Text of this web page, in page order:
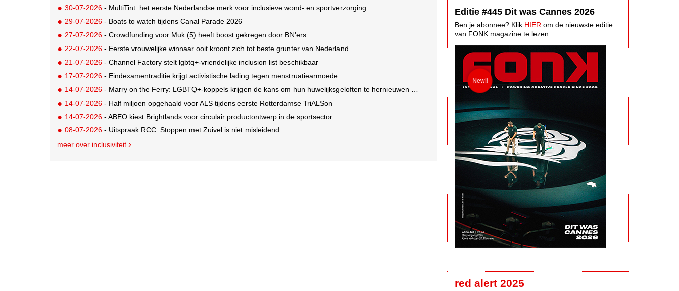
30-07-2026 - MultiTint: het eerste Nederlandse merk voor inclusieve wond- en sportverzorging
29-07-2026 - Boats to watch tijdens Canal Parade 2026
27-07-2026 - Crowdfunding voor Muk (5) heeft boost gekregen door BN'ers
22-07-2026 - Eerste vrouwelijke winnaar ooit kroont zich tot beste grunter van Nederland
21-07-2026 - Channel Factory stelt lgbtq+-vriendelijke inclusion list beschikbaar
17-07-2026 - Eindexamentraditie krijgt activistische lading tegen menstruatiearmoede
14-07-2026 - Marry on the Ferry: LGBTQ+-koppels krijgen de kans om hun huwelijksgeloften te hernieuwen op een wel heel bijzondere locatie
14-07-2026 - Half miljoen opgehaald voor ALS tijdens eerste Rotterdamse TriALSon
14-07-2026 - ABEO kiest Brightlands voor circulair productontwerp in de sportsector
08-07-2026 - Uitspraak RCC: Stoppen met Zuivel is niet misleidend
meer over inclusiviteit
Editie #445 Dit was Cannes 2026
Ben je abonnee? Klik HIER om de nieuwste editie
van FONK magazine te lezen.
red alert 2025